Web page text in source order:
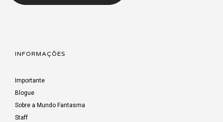
INFORMAÇÕES
Importante
Blogue
Sobre a Mundo Fantasma
Staff